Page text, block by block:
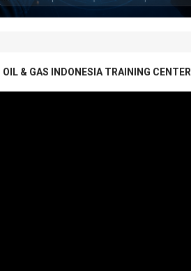
OIL & GAS INDONESIA TRAINING CENTER